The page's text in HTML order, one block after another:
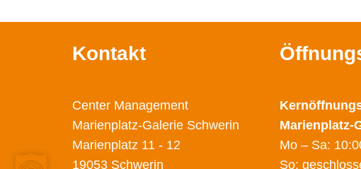
Kontakt
Center Management
Marienplatz-Galerie Schwerin
Marienplatz 11 - 12
19053 Schwerin
Marienplatz-
Mo – Sa:
So: